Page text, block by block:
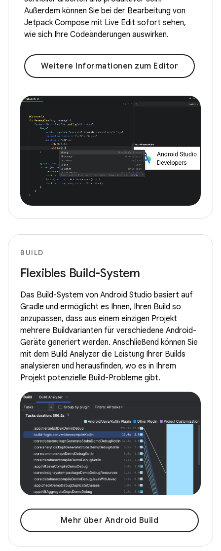
Außerdem können Sie bei der Bearbeitung von
Jetpack Compose mit Live Edit sofort sehen,
wie sich Ihre Codeänderungen auswirken.
Weitere Informationen zum Editor
BUILD
Flexibles Build-System
Das Build-System von Android Studio basiert auf
Gradle und ermöglicht es Ihnen, Ihren Build so
anzupassen, dass aus einem einzigen Projekt
mehrere Buildvarianten für verschiedene Android-
Geräte generiert werden. Anschließend können Sie
mit dem Build Analyzer die Leistung Ihrer Builds
analysieren und herausfinden, wo es in Ihrem
Projekt potenzielle Build-Probleme gibt.
Mehr über Android Build